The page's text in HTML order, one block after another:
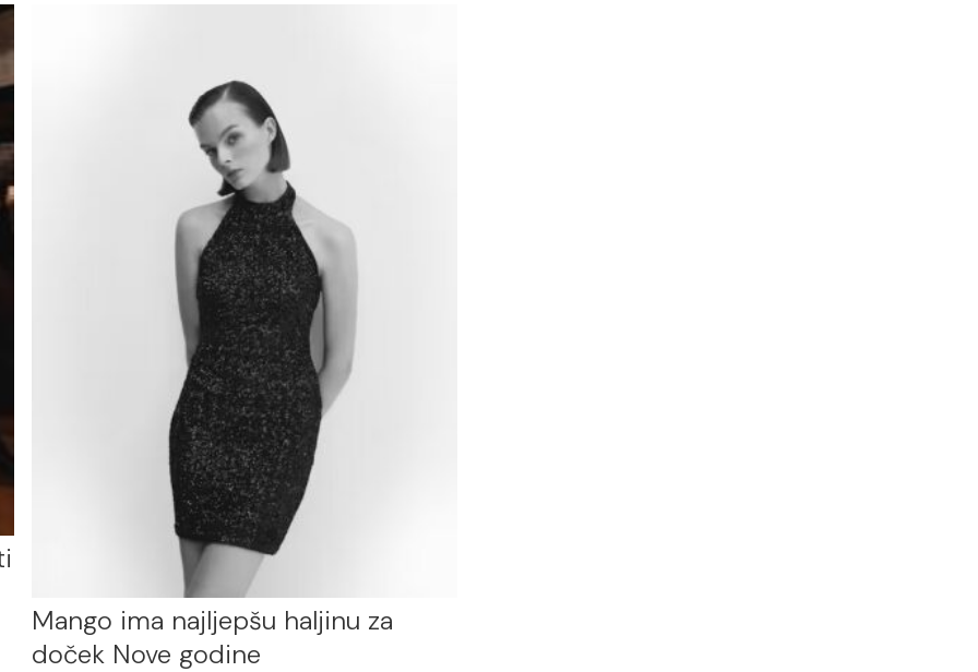
Mango ima najljepšu haljinu za
doček Nove godine